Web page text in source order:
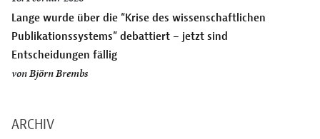
Lange wurde über die “Krise des wissenschaftlichen
Publikationssystems” debattiert – jetzt sind
Entscheidungen fällig
vonBjörn Brembs
ARCHIV